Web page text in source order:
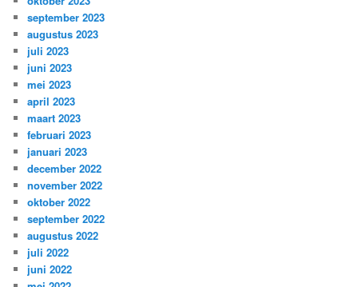
september 2023
augustus 2023
juli 2023
juni 2023
mei 2023
april 2023
maart 2023
februari 2023
januari 2023
december 2022
november 2022
oktober 2022
september 2022
augustus 2022
juli 2022
juni 2022